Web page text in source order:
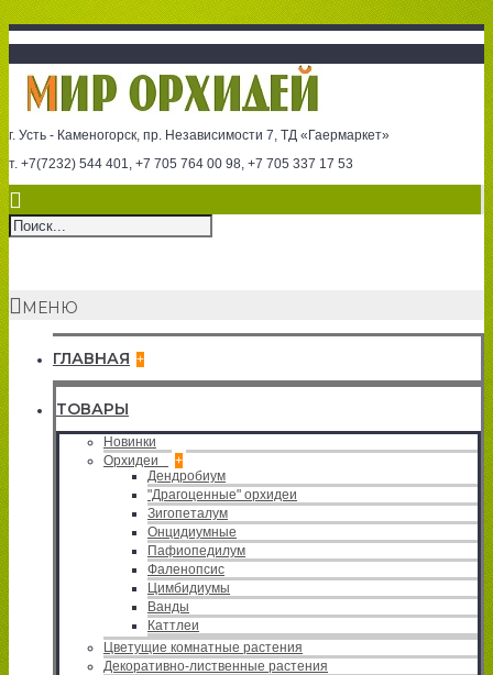
г. Усть - Каменогорск, пр. Независимости 7, ТД «Гаермаркет»
т. +7(7232) 544 401, +7 705 764 00 98, +7 705 337 17 53
МЕНЮ
ГЛАВНАЯ +
ТОВАРЫ
Новинки
Орхидеи
+
Дендробиум
"Драгоценные" орхидеи
Зигопеталум
Онцидиумные
Пафиопедилум
Фаленопсис
Цимбидиумы
Ванды
Каттлеи
Цветущие комнатные растения
Декоративно-лиственные растения